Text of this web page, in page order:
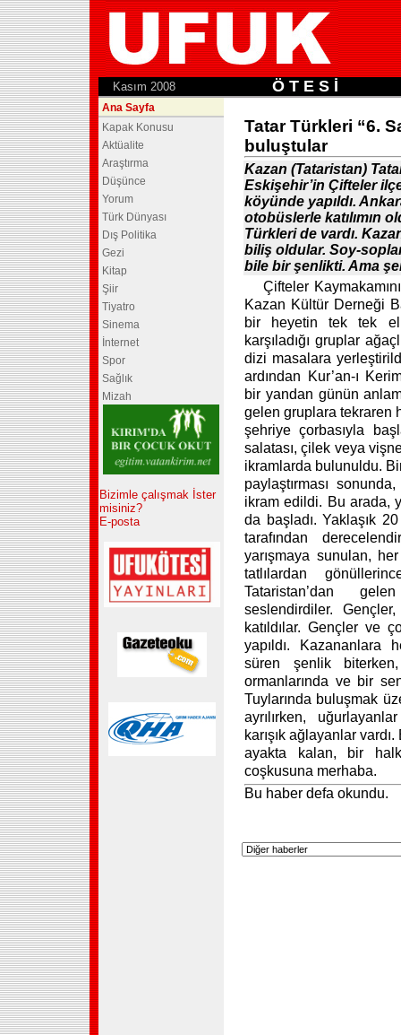
Kasım 2008 Ö T E S İ
Ana Sayfa
Kapak Konusu
Aktüalite
Araştırma
Düşünce
Yorum
Türk Dünyası
Dış Politika
Gezi
Kitap
Şiir
Tiyatro
Sinema
İnternet
Spor
Sağlık
Mizah
Bizimle çalışmak İster
misiniz?
E-posta
Tatar Türkleri “6.
buluştular
Kazan (Tataristan)
Eskişehir’in Çifteler
köyünde yapıldı.
otobüslerle katılımın
Türkleri de vardı.
biliş oldular. Soy-
bile bir şenlikti. Ama
Çifteler
Kazan Kültür Derneği
bir heyetin tek tek el
karşıladığı gruplar
dizi masalara
ardından Kur’an-ı
bir yandan günün
gelen gruplara tekraren
şehriye çorbasıyla
salatası, çilek veya
ikramlarda bulunuldu.
paylaştırması
ikram edildi. Bu arada,
da başladı. Yaklaşık
tarafından
yarışmaya sunulan,
tatlılardan
Tataristan’dan
seslendirdiler.
katıldılar. Gençler ve
yapıldı. Kazananlara
süren şenlik
ormanlarında ve bir
Tuylarında buluşmak
ayrılırken,
karışık ağlayanlar
ayakta kalan, bir
coşkusuna merhaba.
Bu haber defa okundu.